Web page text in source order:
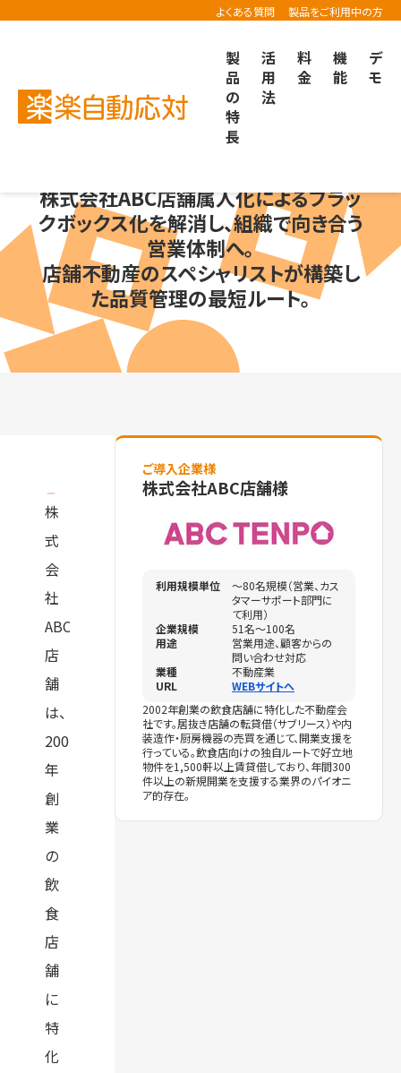
よくある質問 製品をご利用中の方
製
品
の
特
長
活
用
法
料
金
機
能
デ
モ
楽楽自動応対TOP 導入事例 株式会社ABC店舗様の「楽楽自動応対」導入事例
株式会社ABC店舗属人化によるブラッ
クボックス化を解消し、組織で向き合う
営業体制へ。
店舗不動産のスペシャリストが構築し
た品質管理の最短ルート。
株
式
会
社
ABC
店
舗
は、
2002
年
創
業
の
飲
食
店
舗
に
特
化
ご導入企業様
株式会社ABC店舗様
利用規模単位
～80名規模（営業、カス
タマーサポート部門に
て利用）
企業規模
51名〜100名
用途
営業用途、顧客からの
問い合わせ対応
業種
不動産業
URL
WEBサイトへ
2002年創業の飲食店舗に特化した不動産会
社です。居抜き店舗の転貸借（サブリース）や内
装造作・厨房機器の売買を通じて、開業支援を
行っている。飲食店向けの独自ルートで好立地
物件を1,500軒以上賃貸借しており、年間300
件以上の新規開業を支援する業界のパイオニ
ア的存在。